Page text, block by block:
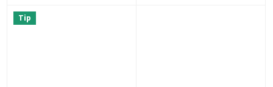
Meteostanice je
vybavena moha funkcemi...
Tip